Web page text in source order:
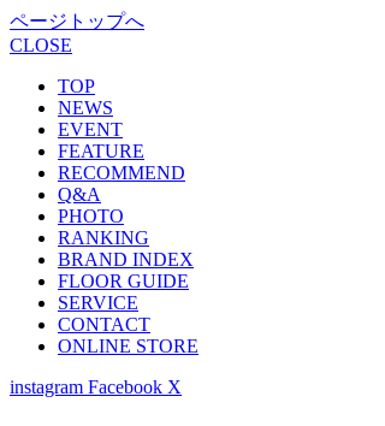
ページトップへ
CLOSE
TOP
NEWS
EVENT
FEATURE
RECOMMEND
Q&A
PHOTO
RANKING
BRAND INDEX
FLOOR GUIDE
SERVICE
CONTACT
ONLINE STORE
instagram Facebook X